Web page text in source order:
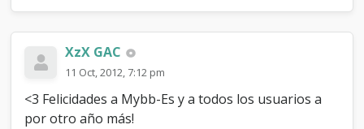
XzX GAC
11 Oct, 2012, 7:12 pm
<3 Felicidades a Mybb-Es y a todos los usuarios a
por otro año más!